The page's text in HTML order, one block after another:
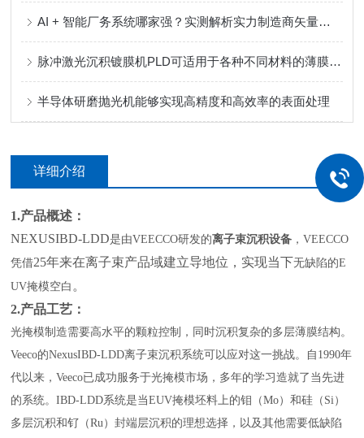
AI + 智能厂务系统哪家强？实测解析实力制造商矢量科学核心优势
脉冲激光沉积镀膜机PLD可适用于各种不同材料的薄膜沉积
半导体研磨抛光机能够实现高精度和高效率的表面处理
详细介绍
1.产品概述：
NEXUSIBD-LDD是由VEECCO研发的离子束沉积设备 ，VEECCO
凭借25年来在离子束产品域建立导地位，实现当下无缺陷的E
UV掩模空白 。
2.产品工艺：
光掩模制造需要高水平的颗粒控制，同时沉积复杂的多层薄膜结构。
Veeco的NexusIBD-LDD离子束沉积系统可以应对这一挑战。自1990年
代以来，Veeco已成功服务于光掩模市场，多年的学习造就了当先进
的系统。IBD-LDD系统是当EUV掩模坯料上的钼（Mo）和硅（Si）
多层沉积和钌（Ru）封端层沉积的理想选择，以及其他需要低缺陷